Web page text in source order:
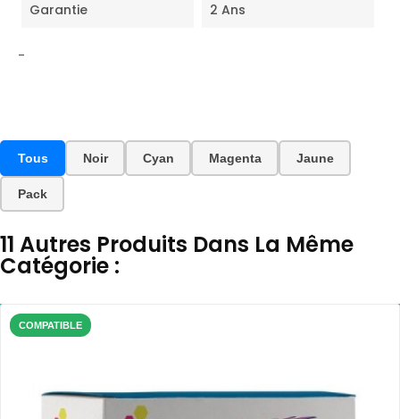
Garantie 2 Ans
-
Tous Noir Cyan Magenta Jaune
Pack
11 Autres Produits Dans La Même
Catégorie :
COMPATIBLE